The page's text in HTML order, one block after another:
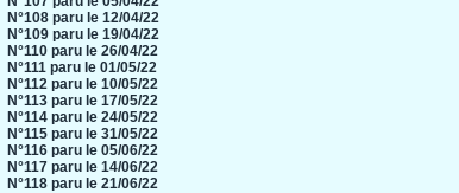
N°108 paru le 12/04/22
N°109 paru le 19/04/22
N°110 paru le 26/04/22
N°111 paru le 01/05/22
N°112 paru le 10/05/22
N°113 paru le 17/05/22
N°114 paru le 24/05/22
N°115 paru le 31/05/22
N°116 paru le 05/06/22
N°117 paru le 14/06/22
N°118 paru le 21/06/22